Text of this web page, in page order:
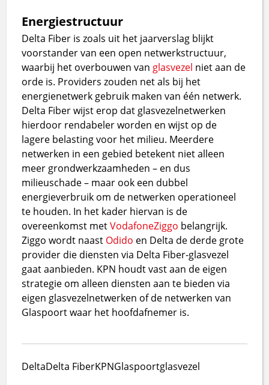
Energiestructuur
Delta Fiber is zoals uit het jaarverslag blijkt
voorstander van een open netwerkstructuur,
waarbij het overbouwen van glasvezel niet aan de
orde is. Providers zouden net als bij het
energienetwerk gebruik maken van één netwerk.
Delta Fiber wijst erop dat glasvezelnetwerken
hierdoor rendabeler worden en wijst op de
lagere belasting voor het milieu. Meerdere
netwerken in een gebied betekent niet alleen
meer grondwerkzaamheden – en dus
milieuschade – maar ook een dubbel
energieverbruik om de netwerken operationeel
te houden. In het kader hiervan is de
overeenkomst metVodafoneZiggo belangrijk.
Ziggo wordt naast Odido en Delta de derde grote
provider die diensten via Delta Fiber-glasvezel
gaat aanbieden. KPN houdt vast aan de eigen
strategie om alleen diensten aan te bieden via
eigen glasvezelnetwerken of de netwerken van
Glaspoort waar het hoofdafnemer is.
DeltaDelta FiberKPNGlaspoortglasvezel